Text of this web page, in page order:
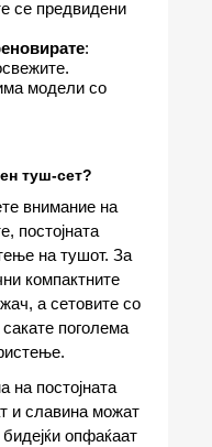
се предвидени
:
модели со
туш-сет?
внимание на
постојната
на тушот. За
компактните
а сетовите со
поголема
на постојната
и славина можат
опфаќаат